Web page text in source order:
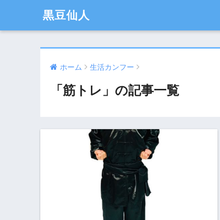
黒豆仙人
ホーム 生活カンフー
「筋トレ」の記事一覧